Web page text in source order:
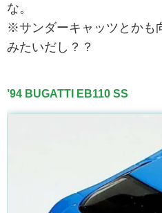
な。
※サンダーキャッツとかも
みたいだし？？
’94 BUGATTI EB110 SS